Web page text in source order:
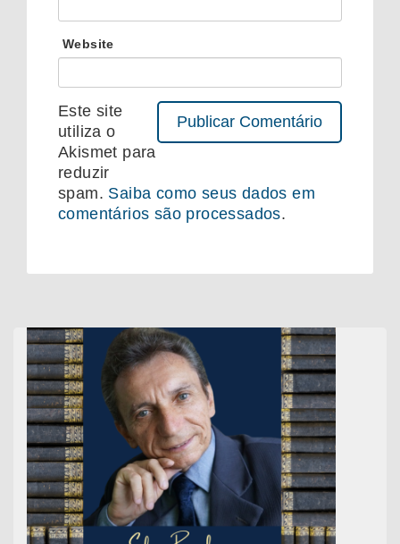
Website
Este site
utiliza o
Akismet para
reduzir
spam. Saiba como seus dados em
comentários são processados.